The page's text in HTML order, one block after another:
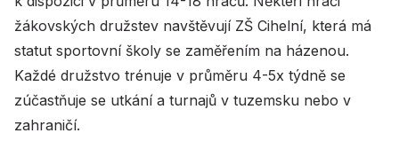
žákovských družstev navštěvují ZŠ Cihelní, která má
statut sportovní školy se zaměřením na házenou.
Každé družstvo trénuje v průměru 4-5x týdně se
zúčastňuje se utkání a turnajů v tuzemsku nebo v
zahraničí.